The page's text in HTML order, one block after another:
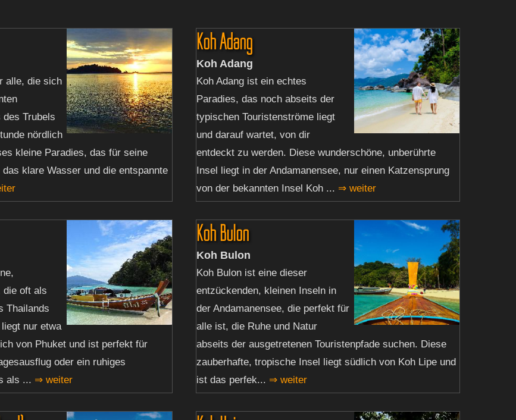
alle, die sich
des Trubels
nördlich
kleine Paradies, das für seine
klare Wasser und die entspannte
Koh Adang
Koh Adang
Koh Adang ist ein echtes
Paradies, das noch abseits der
typischen Touristenströme liegt
und darauf wartet, von dir
entdeckt zu werden. Diese wunderschöne, unberührte
Insel liegt in der Andamanensee, nur einen Katzensprung
von der bekannten Insel Koh ... ⇒ weiter
die oft als
Thailands
nur etwa
von Phuket und ist perfekt für
oder ein ruhiges
als ... ⇒ weiter
Koh Bulon
Koh Bulon
Koh Bulon ist eine dieser
entzückenden, kleinen Inseln in
der Andamanensee, die perfekt für
alle ist, die Ruhe und Natur
abseits der ausgetretenen Touristenpfade suchen. Diese
zauberhafte, tropische Insel liegt südlich von Koh Lipe und
ist das perfek... ⇒ weiter